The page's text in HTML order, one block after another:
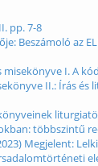
pp. 7-8
Beszámoló az
I. A
II.: Írás
többszintű
Megjelent: